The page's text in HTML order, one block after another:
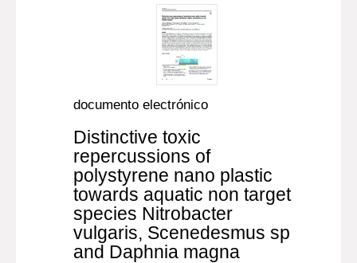
documento electrónico
Distinctive toxic
repercussions of
polystyrene nano plastic
towards aquatic non target
species Nitrobacter
vulgaris, Scenedesmus sp
and Daphnia magna